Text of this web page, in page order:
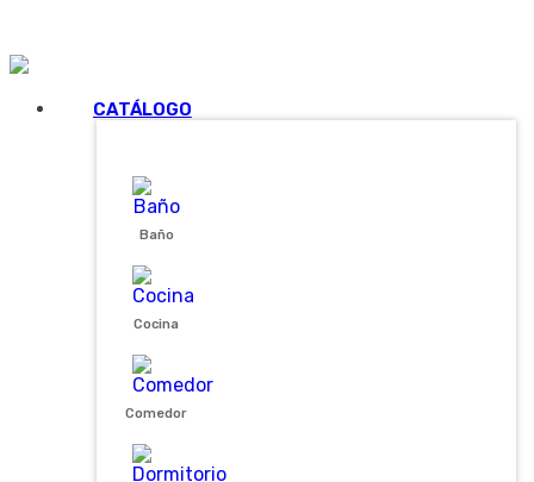
CATÁLOGO
Baño
Cocina
Comedor